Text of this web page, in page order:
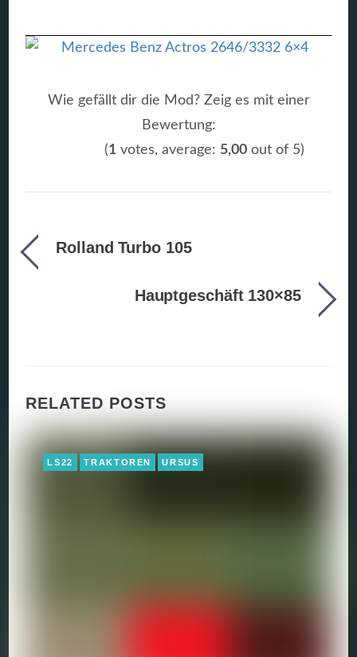
Wie gefällt dir die Mod? Zeig es mit einer
Bewertung:
(1 votes, average: 5,00 out of 5)
Rolland Turbo 105
Hauptgeschäft 130×85
RELATED POSTS
LS22 TRAKTOREN URSUS